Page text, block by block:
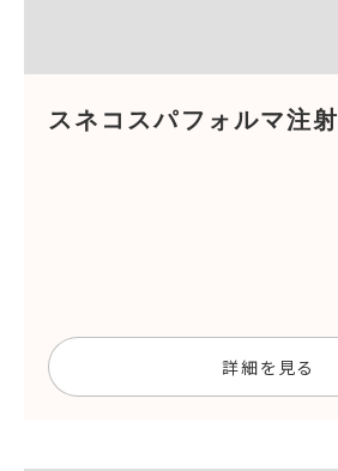
スネコスパフォルマ注射
詳細を見る